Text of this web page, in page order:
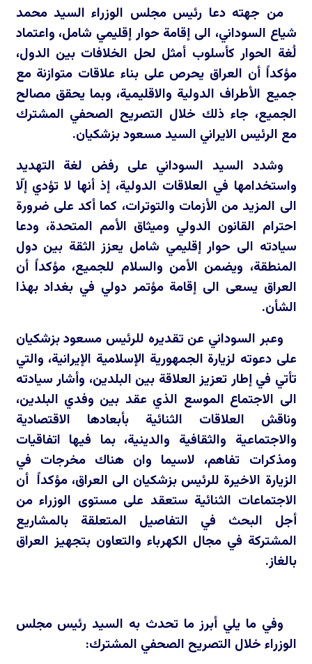
من جهته دعا رئيس مجلس الوزراء السيد محمد
شياع السوداني، الى إقامة حوار إقليمي شامل، واعتماد
لُغة الحوار كأسلوب أمثل لحل الخلافات بين الدول،
مؤكداً أن العراق يحرص على بناء علاقات متوازنة مع
جميع الأطراف الدولية والاقليمية، وبما يحقق مصالح
الجميع، جاء ذلك خلال التصريح الصحفي المشترك
مع الرئيس الايراني السيد مسعود بزشكيان.
وشدد السيد السوداني على رفض لغة التهديد
واستخدامها في العلاقات الدولية، إذ أنها لا تؤدي إلّا
الى المزيد من الأزمات والتوترات، كما أكد على ضرورة
احترام القانون الدولي وميثاق الأمم المتحدة، ودعا
سيادته الى حوار إقليمي شامل يعزز الثقة بين دول
المنطقة، ويضمن الأمن والسلام للجميع، مؤكداً أن
العراق يسعى الى إقامة مؤتمر دولي في بغداد بهذا
الشأن.
وعبر السوداني عن تقديره للرئيس مسعود بزشكيان
على دعوته لزيارة الجمهورية الإسلامية الإيرانية، والتي
تأتي في إطار تعزيز العلاقة بين البلدين، وأشار سيادته
الى الاجتماع الموسع الذي عقد بين وفدي البلدين،
وناقش العلاقات الثنائية بأبعادها الاقتصادية
والاجتماعية والثقافية والدينية، بما فيها اتفاقيات
ومذكرات تفاهم، لاسيما وان هناك مخرجات في
الزيارة الاخيرة للرئيس بزشكيان الى العراق، مؤكداً أن
الاجتماعات الثنائية ستعقد على مستوى الوزراء من
أجل البحث في التفاصيل المتعلقة بالمشاريع
المشتركة في مجال الكهرباء والتعاون بتجهيز العراق
بالغاز.
وفي ما يلي أبرز ما تحدث به السيد رئيس مجلس
الوزراء خلال التصريح الصحفي المشترك: